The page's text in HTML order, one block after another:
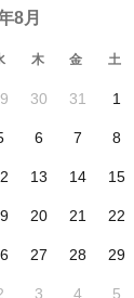
8月
木 金 土
30 31 1
6 7 8
13 14 15
20 21 22
27 28 29
3 4 5